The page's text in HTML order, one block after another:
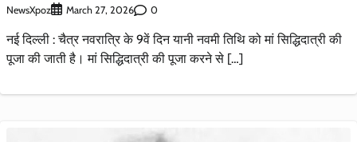
NewsXpoz March 27, 2026 0
नई दिल्ली : चैत्र नवरात्रि के 9वें दिन यानी नवमी तिथि को मां सिद्धिदात्री की
पूजा की जाती है। मां सिद्धिदात्री की पूजा करने से […]